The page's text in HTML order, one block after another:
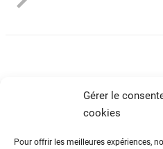
Gérer le
cookies
Pour offrir les meilleures expériences,